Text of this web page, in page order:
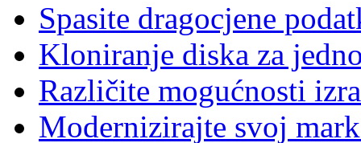
Spasite dragocjene
Kloniranje diska za
Različite mogućnosti
Modernizirajte svoj